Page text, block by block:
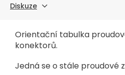
Diskuze
Orientační tabulka
konektorů.
Jedná se o stále proudové